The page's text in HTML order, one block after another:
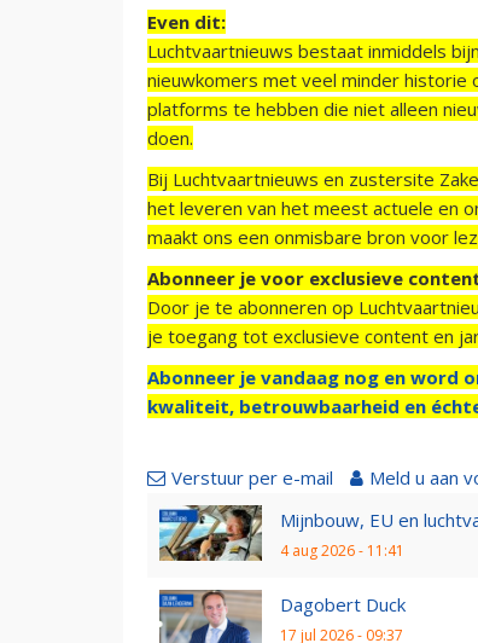
Even dit:
Luchtvaartnieuws bestaat inmiddels
nieuwkomers met veel minder historie
platforms te hebben die niet alleen
doen.
Bij Luchtvaartnieuws en zustersite
het leveren van het meest actuele en
maakt ons een onmisbare bron voor
Abonneer je voor exclusieve
Door je te abonneren op
je toegang tot exclusieve content en
Abonneer je vandaag nog en word
kwaliteit, betrouwbaarheid en
Verstuur per e-mail Meld u aan
Mijnbouw, EU en
4 aug 2026 - 11:41
Dagobert Duck
17 jul 2026 - 09:37